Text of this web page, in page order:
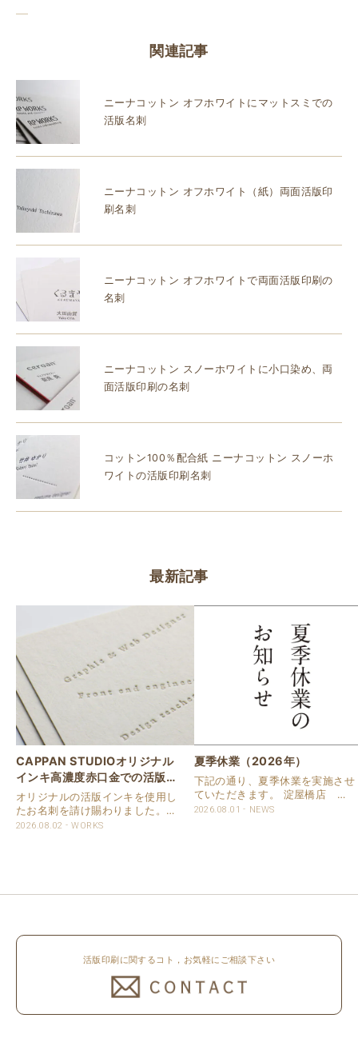
関連記事
ニーナコットン オフホワイトにマットスミでの
活版名刺
ニーナコットン オフホワイト（紙）両面活版印
刷名刺
ニーナコットン オフホワイトで両面活版印刷の
名刺
ニーナコットン スノーホワイトに小口染め、両
面活版印刷の名刺
コットン100％配合紙 ニーナコットン スノーホ
ワイトの活版印刷名刺
最新記事
CAPPAN STUDIOオリジナル
インキ高濃度赤口金での活版名
刺
オリジナルの活版インキを使用し
たお名刺を請け賜わりました。
用紙は新バフン紙Nのきぬを使用
2026.08.02 WORKS
夏季休業（2026年）
下記の通り、夏季休業を実施させ
ていただきます。 淀屋橋店 通
常営業いたします。 奈良店 8月
2026.08.01 NEWS
活版印刷に関するコト，お気軽にご相談下さい